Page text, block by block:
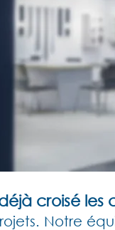
croisé les
Notre